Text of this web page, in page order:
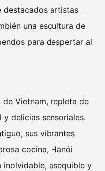
destacados artistas
una escultura de
para despertar al
Vietnam, repleta de
delicias sensoriales.
sus vibrantes
cocina, Hanói
inolvidable, asequible y